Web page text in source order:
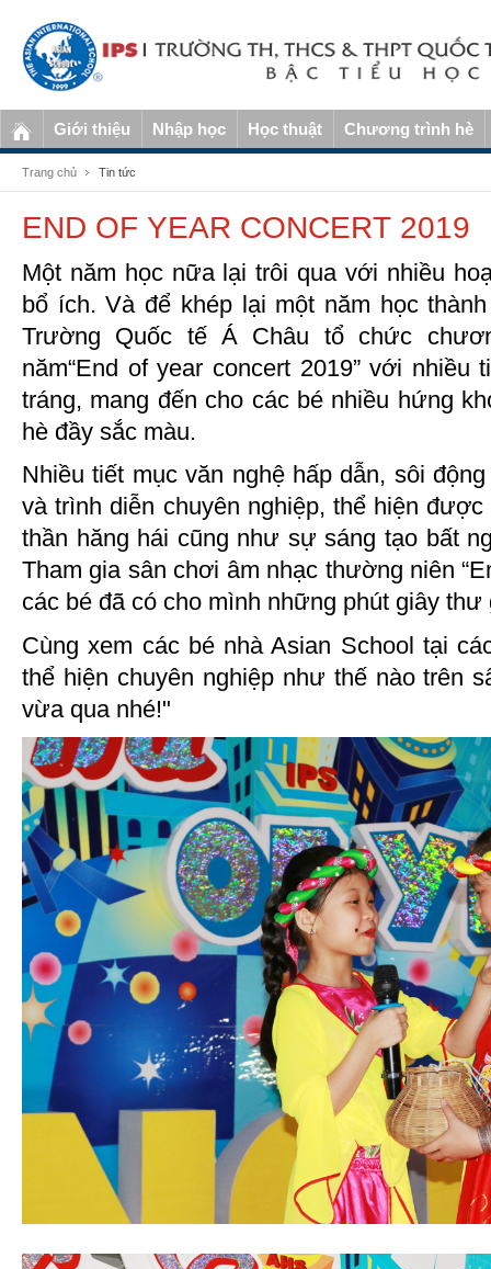
Giới thiệu Nhập học Học thuật Chương trình hè
Trang chủ Tin tức
END OF YEAR CONCERT 2019
Một năm học nữa lại trôi qua với nhiều
bổ ích. Và để khép lại một năm học
Trường Quốc tế Á Châu tổ chức
năm“End of year concert 2019” với nhiều
tráng, mang đến cho các bé nhiều hứng
hè đầy sắc màu.
Nhiều tiết mục văn nghệ hấp dẫn, sôi
và trình diễn chuyên nghiệp, thể hiện
thần hăng hái cũng như sự sáng tạo bất
Tham gia sân chơi âm nhạc thường niên
các bé đã có cho mình những phút giây
Cùng xem các bé nhà Asian School tại
thể hiện chuyên nghiệp như thế nào trên
vừa qua nhé!"